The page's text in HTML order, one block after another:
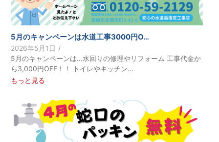
5月のキャンペーンは水道工事3000円O…
2026年5月1日 /
5月のキャンペーンは…水回りの修理やリフォーム 工事代金か
ら3,000円OFF！！ トイレやキッチン...
もっと見る